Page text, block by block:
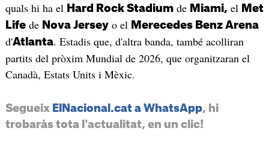
quals hi ha el Hard Rock Stadiumde Miami, el Met
Lifede Nova Jerseyo el Merecedes Benz Arena
d'Atlanta. Estadis que, d'altra banda, també acolliran
partits del pròxim Mundial de 2026, que organitzaran el
Canadà, Estats Units i Mèxic.
Segueix ElNacional.cat a WhatsApp, hi
trobaràs tota l'actualitat, en un clic!